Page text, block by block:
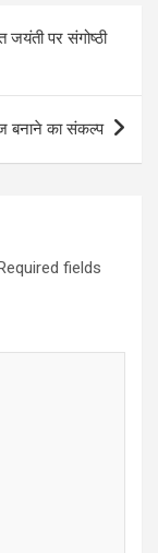
जयंती पर संगोष्ठी
बनाने का संकल्प
fields